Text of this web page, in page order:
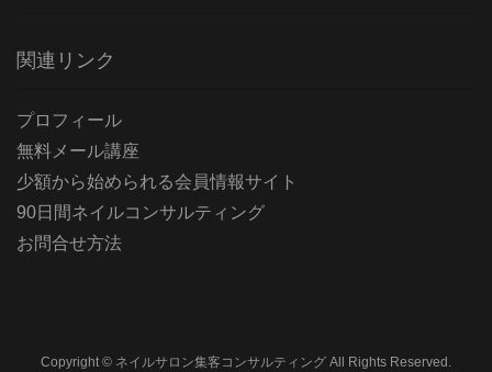
関連リンク
プロフィール
無料メール講座
少額から始められる会員情報サイト
90日間ネイルコンサルティング
お問合せ方法
Copyright © ネイルサロン集客コンサルティング All Rights Reserved.